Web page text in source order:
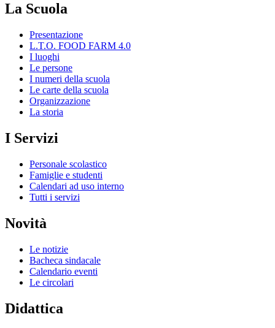
La Scuola
Presentazione
L.T.O. FOOD FARM 4.0
I luoghi
Le persone
I numeri della scuola
Le carte della scuola
Organizzazione
La storia
I Servizi
Personale scolastico
Famiglie e studenti
Calendari ad uso interno
Tutti i servizi
Novità
Le notizie
Bacheca sindacale
Calendario eventi
Le circolari
Didattica